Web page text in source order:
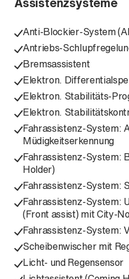
Anti-Blockier-System
Antriebs-
Bremsassistent
Elektron.
Elektron. Stabilitäts-
Elektron.
Fahrassistenz-System:
Müdigkeitserkennung
Fahrassistenz-System:
Holder)
Fahrassistenz-System:
Fahrassistenz-System:
(Front assist) mit City-
Fahrassistenz-System:
Scheibenwischer mit
Licht- und Regensensor